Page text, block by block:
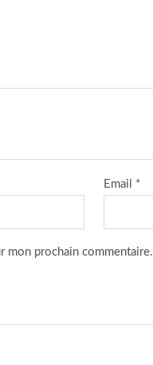
Email *
mon prochain commentaire.